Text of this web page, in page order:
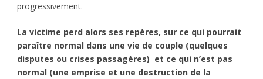
progressivement.
La victime perd alors ses repères, sur ce qui pourrait
paraître normal dans une vie de couple (quelques
disputes ou crises passagères) et ce qui n’est pas
normal (une emprise et une destruction de la